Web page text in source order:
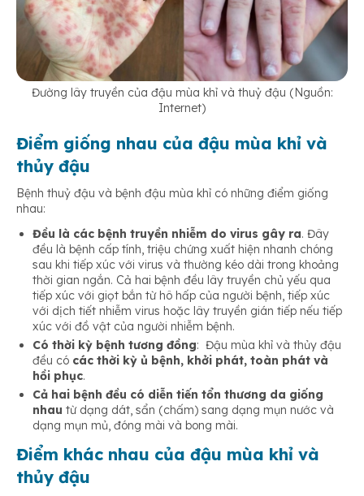
Đường lây truyền của đậu mùa khỉ và thuỷ đậu (Nguồn:
Internet)
Điểm giống nhau của đậu mùa khỉ và
thủy đậu
Bệnh thuỷ đậu và bệnh đậu mùa khỉ có những điểm giống
nhau:
Đều là các bệnh truyền nhiễm do virus gây ra. Đây
đều là bệnh cấp tính, triệu chứng xuất hiện nhanh chóng
sau khi tiếp xúc với virus và thường kéo dài trong khoảng
thời gian ngắn. Cả hai bệnh đều lây truyền chủ yếu qua
tiếp xúc với giọt bắn từ hô hấp của người bệnh, tiếp xúc
với dịch tiết nhiễm virus hoặc lây truyền gián tiếp nếu tiếp
xúc với đồ vật của người nhiễm bệnh.
Có thời kỳ bệnh tương đồng: Đậu mùa khỉ và thủy đậu
đều có các thời kỳ ủ bệnh, khởi phát, toàn phát và
hồi phục.
Cả hai bệnh đều có diễn tiến tổn thương da giống
nhau từ dạng dát, sẩn (chấm) sang dạng mụn nước và
dạng mụn mủ, đóng mài và bong mài.
Điểm khác nhau của đậu mùa khỉ và
thủy đậu